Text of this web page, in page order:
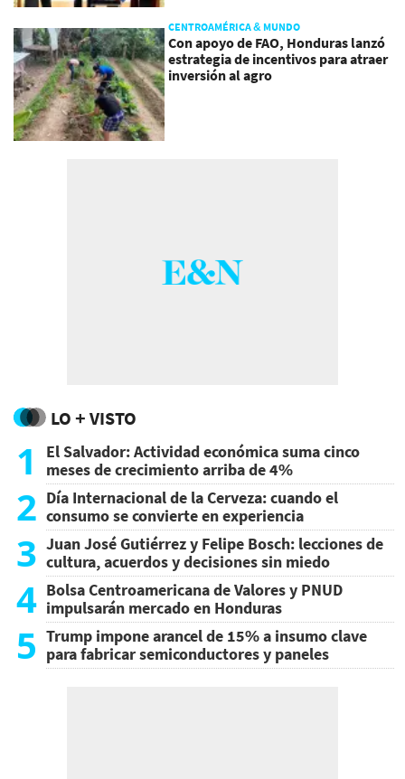
CENTROAMÉRICA & MUNDO
Con apoyo de FAO, Honduras lanzó
estrategia de incentivos para atraer
inversión al agro
LO + VISTO
1
El Salvador: Actividad económica suma cinco
meses de crecimiento arriba de 4%
2 Día Internacional de la Cerveza: cuando el
consumo se convierte en experiencia
3 Juan José Gutiérrez y Felipe Bosch: lecciones de
cultura, acuerdos y decisiones sin miedo
4 Bolsa Centroamericana de Valores y PNUD
impulsarán mercado en Honduras
5 Trump impone arancel de 15% a insumo clave
para fabricar semiconductores y paneles